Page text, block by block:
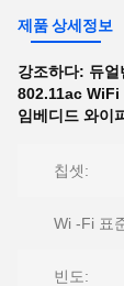
제품 상세정보
강조하다: 듀얼
802.11ac WiFi
임베디드 와이
칩셋:
Wi -Fi 표
빈도: